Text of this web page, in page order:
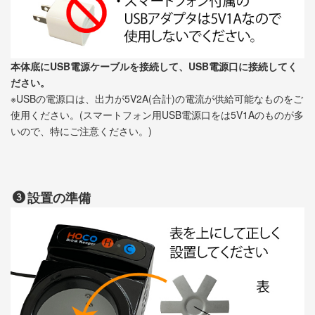
本体底にUSB電源ケーブルを接続して、USB電源口に接続してく
ださい。
※USBの電源口は、出力が5V2A(合計)の電流が供給可能なものをご
使用ください。(スマートフォン用USB電源口をは5V1Aのものが多
いので、特にご注意ください。)
設置の準備